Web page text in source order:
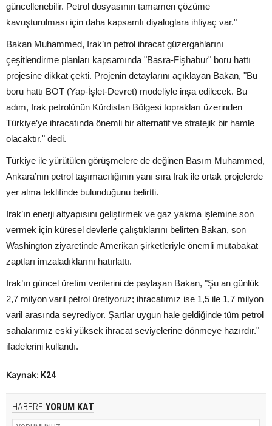
güncellenebilir. Petrol dosyasının tamamen çözüme
kavuşturulması için daha kapsamlı diyaloglara ihtiyaç var."
Bakan Muhammed, Irak’ın petrol ihracat güzergahlarını
çeşitlendirme planları kapsamında "Basra-Fişhabur" boru hattı
projesine dikkat çekti. Projenin detaylarını açıklayan Bakan, "Bu
boru hattı BOT (Yap-İşlet-Devret) modeliyle inşa edilecek. Bu
adım, Irak petrolünün Kürdistan Bölgesi toprakları üzerinden
Türkiye’ye ihracatında önemli bir alternatif ve stratejik bir hamle
olacaktır." dedi.
Türkiye ile yürütülen görüşmelere de değinen Basım Muhammed,
Ankara’nın petrol taşımacılığının yanı sıra Irak ile ortak projelerde
yer alma teklifinde bulunduğunu belirtti.
Irak’ın enerji altyapısını geliştirmek ve gaz yakma işlemine son
vermek için küresel devlerle çalıştıklarını belirten Bakan, son
Washington ziyaretinde Amerikan şirketleriyle önemli mutabakat
zaptları imzaladıklarını hatırlattı.
Irak’ın güncel üretim verilerini de paylaşan Bakan, "Şu an günlük
2,7 milyon varil petrol üretiyoruz; ihracatımız ise 1,5 ile 1,7 milyon
varil arasında seyrediyor. Şartlar uygun hale geldiğinde tüm petrol
sahalarımız eski yüksek ihracat seviyelerine dönmeye hazırdır."
ifadelerini kullandı.
Kaynak: K24
HABERE YORUM KAT